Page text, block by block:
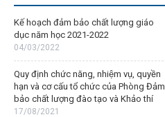
Kế hoạch đảm bảo chất lượng giáo
dục năm học 2021-2022
04/03/2022
Quy định chức năng, nhiệm vụ, quyền
hạn và cơ cấu tổ chức của Phòng Đảm
bảo chất lượng đào tạo và Khảo thí
17/08/2021